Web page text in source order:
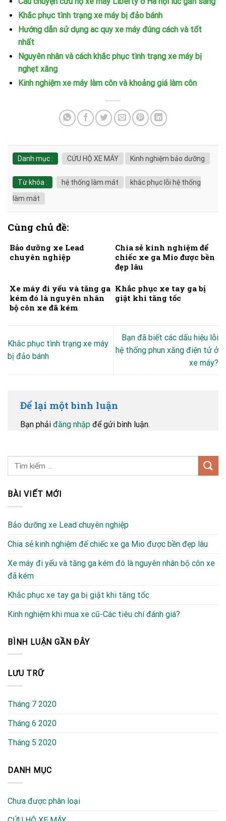
Khắc phục tình trạng xe máy bị đảo bánh
Hướng dẫn sử dụng ac quy xe máy đúng cách và tốt
nhất
Nguyên nhân và cách khắc phục tình trạng xe máy bị
nghẹt xăng
Kinh nghiệm xe máy làm côn và khoảng giá làm côn
Danh mục : CỨU HỘ XE MÁY Kinh nghiệm bảo dưỡng
Từ khóa : hệ thống làm mát
khắc phục lỗi hệ thống
làm mát
Cùng chủ đề:
Bảo dưỡng xe Lead
chuyên nghiệp
Chia sẻ kinh nghiệm để
chiếc xe ga Mio được bền
đẹp lâu
Xe máy đi yếu và tăng ga
kém đó là nguyên nhân
bộ côn xe đã kém
Khắc phục xe tay ga bị
giật khi tăng tốc
Khắc phục tình trạng xe máy
bị đảo bánh
Bạn đã biết các dấu hiệu lỗi
hệ thống phun xăng điện tử ở
xe máy?
Để lại một bình luận
Bạn phải đăng nhập để gửi bình luận.
BÀI VIẾT MỚI
Bảo dưỡng xe Lead chuyên nghiệp
Chia sẻ kinh nghiệm để chiếc xe ga Mio được bền đẹp lâu
Xe máy đi yếu và tăng ga kém đó là nguyên nhân bộ côn xe
đã kém
Khắc phục xe tay ga bị giật khi tăng tốc
Kinh nghiệm khi mua xe cũ-Các tiêu chí đánh giá?
BÌNH LUẬN GẦN ĐÂY
LƯU TRỮ
Tháng 7 2020
Tháng 6 2020
Tháng 5 2020
DANH MỤC
Chưa được phân loại